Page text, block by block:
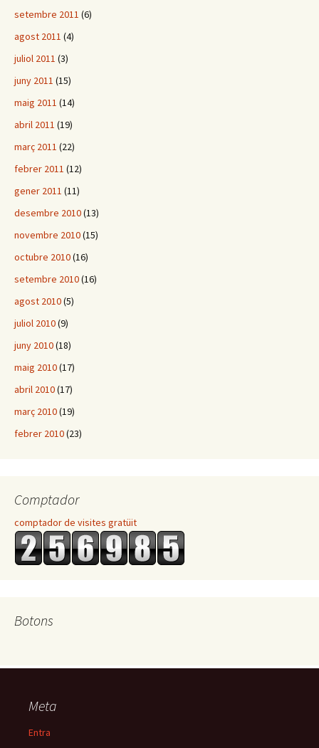
setembre 2011 (6)
agost 2011 (4)
juliol 2011 (3)
juny 2011 (15)
maig 2011 (14)
abril 2011 (19)
març 2011 (22)
febrer 2011 (12)
gener 2011 (11)
desembre 2010(13)
novembre 2010(15)
octubre 2010(16)
setembre 2010(16)
agost 2010(5)
juliol 2010(9)
juny 2010(18)
maig 2010(17)
abril 2010(17)
març 2010(19)
febrer 2010(23)
Comptador
comptador de visites gratüit
Botons
Meta
Entra